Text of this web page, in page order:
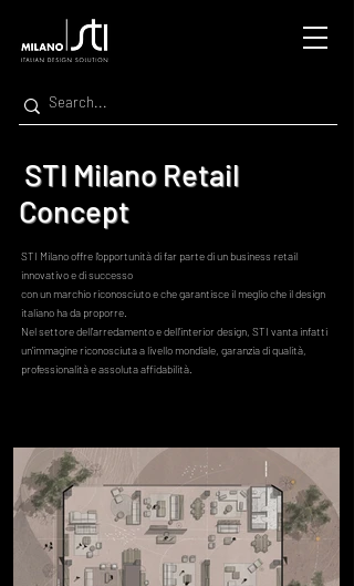
STI Milano Retail
Concept
STI Milanooffre l’opportunità di far parte di un business retail
innovativo e di successo
con un marchio riconosciuto e che garantisce il meglio che il design
italiano ha da proporre.
Nel settore dell'arredamento e dell'interior design, STI vanta infatti
un'immagine riconosciuta a livello mondiale, garanzia di qualità,
professionalità e assoluta affidabilità.